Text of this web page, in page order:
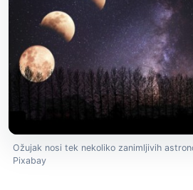
Ožujak nosi tek nekoliko zanimljivih
Pixabay